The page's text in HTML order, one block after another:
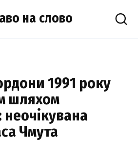
на слово
1991 року
шляхом
Чмута